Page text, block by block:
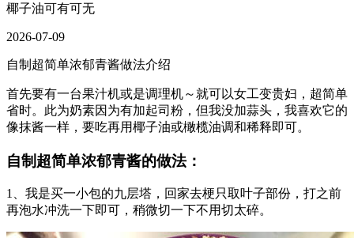
椰子油可有可无
2026-07-09
自制超简单浓郁青酱做法介绍
首先要有一台果汁机或是调理机～就可以女工变贵妇，超简单
省时。此为奶素因为有加起司粉，但我没加蒜头，我喜欢它的
像抹酱一样，要吃再用椰子油或橄榄油调和稀释即可。
自制超简单浓郁青酱的做法：
1、我是买一小包的九层塔，回家去梗只取叶子部份，打之前
再泡水冲洗一下即可，稍微切一下不用切太碎。